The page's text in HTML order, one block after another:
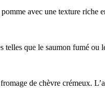
avec une texture riche
que le saumon fumé ou
de chèvre crémeux.